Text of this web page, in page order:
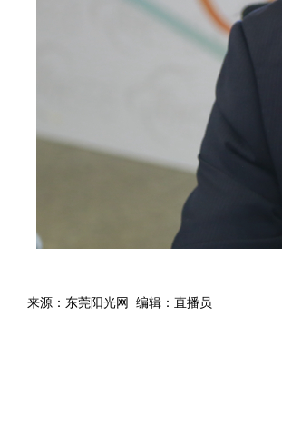
来源：东莞阳光网 编辑：直播员